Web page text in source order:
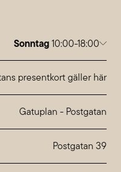
Sonntag10:00-18:00
10:00-20:00
10:00-20:00
10:00-20:00
beiNordstan
presentkort gäller här
Gatuplan - Postgatan